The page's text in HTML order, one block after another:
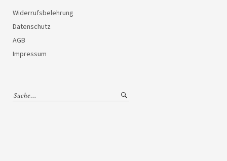
Widerrufsbelehrung
Datenschutz
AGB
Impressum